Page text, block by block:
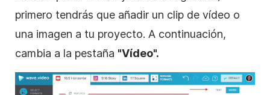
primero tendrás que añadir un clip de vídeo o
una imagen a tu proyecto. A continuación,
cambia a la pestaña "Vídeo".